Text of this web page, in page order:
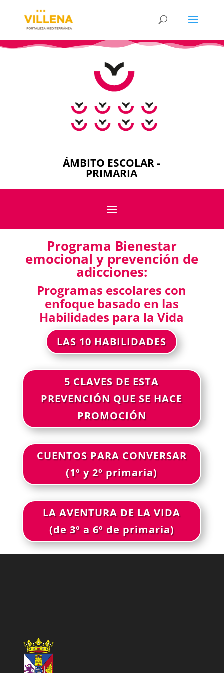
ÁMBITO ESCOLAR -
PRIMARIA
Programa Bienestar
emocional y prevención de
adicciones:
Programas escolares con
enfoque basado en las
Habilidades para la Vida
LAS 10 HABILIDADES
5 CLAVES DE ESTA
PREVENCIÓN QUE SE HACE
PROMOCIÓN
CUENTOS PARA CONVERSAR
(1º y 2º primaria)
LA AVENTURA DE LA VIDA
(de 3º a 6º de primaria)